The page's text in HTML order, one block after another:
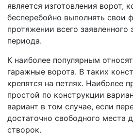
является изготовления ворот,
бесперебойно выполнять свои
протяжении всего заявленного
периода.
К наиболее популярным
гаражные ворота. В таких
крепятся на петлях. Наиболее
простой по конструкции
вариант в том случае, если
достаточно свободного места
створок.